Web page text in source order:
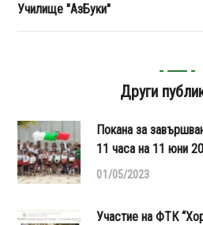
Училище "АзБуки"
Други
Покана за
11 часа на 11 юни
01/05/2023
Участие на ФТК